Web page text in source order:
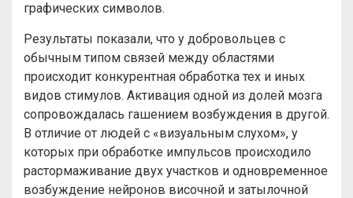
графических символов.
Результаты показали, что у добровольцев с
обычным типом связей между областями
происходит конкурентная обработка тех и иных
видов стимулов. Активация одной из долей мозга
сопровождалась гашением возбуждения в другой.
В отличие от людей с «визуальным слухом», у
которых при обработке импульсов происходило
растормаживание двух участков и одновременное
возбуждение нейронов височной и затылочной